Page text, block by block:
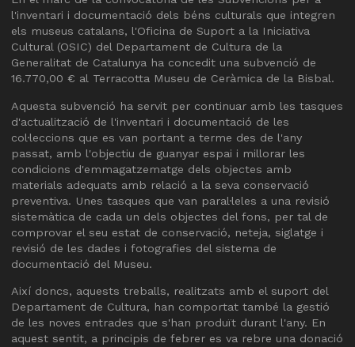
l'inventari i documentació dels béns culturals que integren
els museus catalans, l'Oficina de Suport a la Iniciativa
Cultural (OSIC) del Departament de Cultura de la
Generalitat de Catalunya ha concedit una subvenció de
16.770,00 € al Terracotta Museu de Ceràmica de la Bisbal.
Aquesta subvenció ha servit per continuar amb les tasques
d'actualització de l'inventari i documentació de les
col·leccions que es van portant a terme des de l'any
passat, amb l'objectiu de guanyar espai i millorar les
condicions d'emmagatzematge dels objectes amb
materials adequats amb relació a la seva conservació
preventiva. Unes tasques que van paral·leles a una revisió
sistemàtica de cada un dels objectes del fons, per tal de
comprovar el seu estat de conservació, neteja, siglatge i
revisió de les dades i fotografies del sistema de
documentació del Museu.
Així doncs, aquests treballs, realitzats amb el suport del
Departament de Cultura, han comportat també la gestió
de les noves entrades que s'han produït durant l'any. En
aquest sentit, a principis de febrer es va rebre una donació